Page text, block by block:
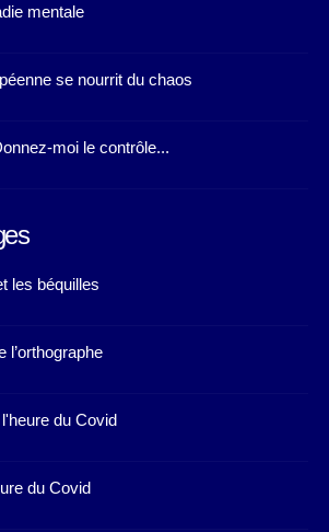
mentale
se nourrit du chaos
moi le contrôle...
les béquilles
l’orthographe
du Covid
du Covid